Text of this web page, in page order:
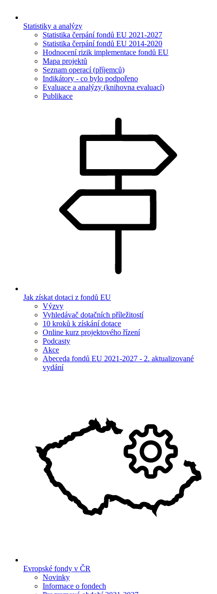
Statistiky a analýzy
Statistika čerpání fondů EU 2021-2027
Statistika čerpání fondů EU 2014-2020
Hodnocení rizik implementace fondů EU
Mapa projektů
Seznam operací (příjemců)
Indikátory - co bylo podpořeno
Evaluace a analýzy (knihovna evaluací)
Publikace
Jak získat dotaci z fondů EU
Výzvy
Vyhledávač dotačních příležitostí
10 kroků k získání dotace
Online kurz projektového řízení
Podcasty
Akce
Abeceda fondů EU 2021-2027 - 2. aktualizované
vydání
Evropské fondy v ČR
Novinky
Informace o fondech